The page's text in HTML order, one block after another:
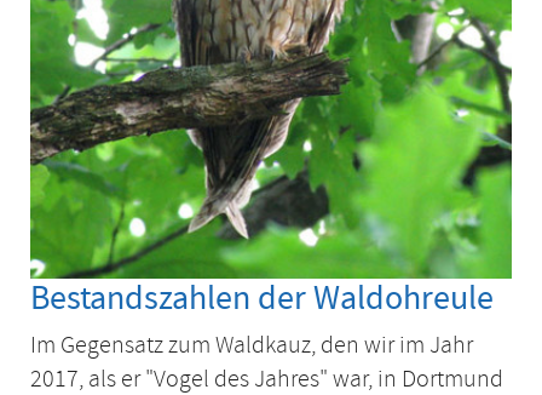
Bestandszahlen der Waldohreule
Im Gegensatz zum Waldkauz, den wir im Jahr
2017, als er "Vogel des Jahres" war, in Dortmund